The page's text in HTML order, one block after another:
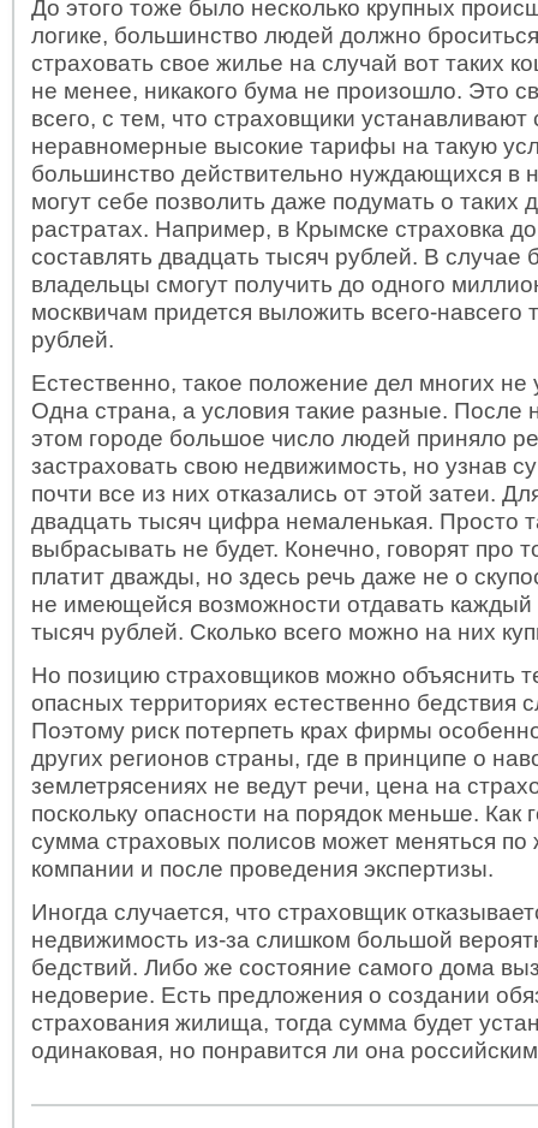
До этого тоже было несколько крупных
логике, большинство людей должно
страховать свое жилье на случай вот таких
не менее, никакого бума не произошло. Это
всего, с тем, что страховщики
неравномерные высокие тарифы на такую
большинство действительно нуждающихся в
могут себе позволить даже подумать о таких
растратах. Например, в Крымске страховка
составлять двадцать тысяч рублей. В случае
владельцы смогут получить до одного
москвичам придется выложить всего-навсего
рублей.
Естественно, такое положение дел многих не
Одна страна, а условия такие разные. После
этом городе большое число людей приняло
застраховать свою недвижимость, но узнав
почти все из них отказались от этой затеи.
двадцать тысяч цифра немаленькая. Просто
выбрасывать не будет. Конечно, говорят про
платит дважды, но здесь речь даже не о
не имеющейся возможности отдавать каждый
тысяч рублей. Сколько всего можно на них
Но позицию страховщиков можно объяснить
опасных территориях естественно бедствия
Поэтому риск потерпеть крах фирмы
других регионов страны, где в принципе о
землетрясениях не ведут речи, цена на
поскольку опасности на порядок меньше. Как
сумма страховых полисов может меняться
компании и после проведения экспертизы.
Иногда случается, что страховщик
недвижимость из-за слишком большой
бедствий. Либо же состояние самого дома
недоверие. Есть предложения о создании
страхования жилища, тогда сумма будет
одинаковая, но понравится ли она